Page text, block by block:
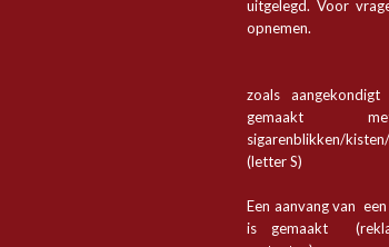
uitgelegd. Voor
opnemen.
zoals
gemaakt
sigarenblikken/
(letter S)
Een aanvang van
is gemaakt